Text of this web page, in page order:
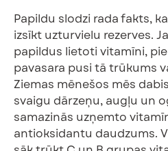
Papildu slodzi rada fakts,
izsīkt uzturvielu rezerves.
papildus lietoti vitamīni,
pavasara pusi tā trūkums
Ziemas mēnešos mēs
svaigu dārzeņu, augļu un
samazinās uzņemto
antioksidantu daudzums.